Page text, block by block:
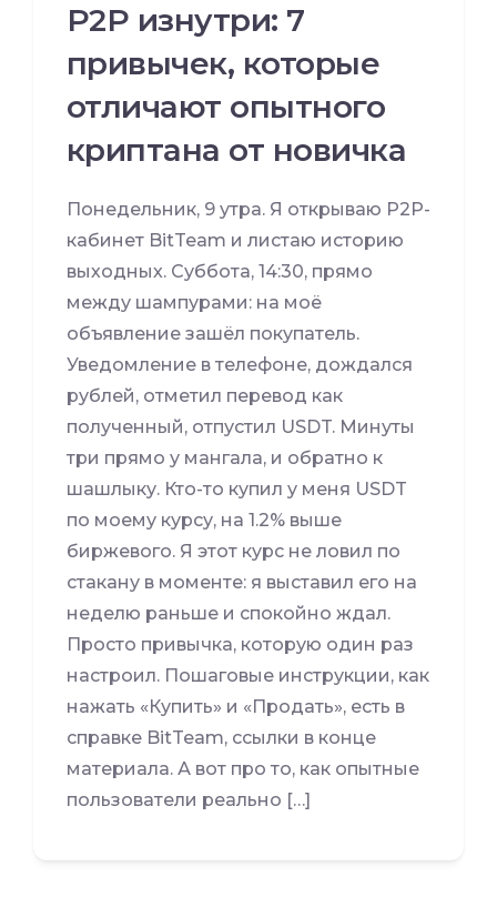
P2P изнутри: 7
привычек, которые
отличают опытного
криптана от новичка
Понедельник, 9 утра. Я открываю P2P-
кабинет BitTeam и листаю историю
выходных. Суббота, 14:30, прямо
между шампурами: на моё
объявление зашёл покупатель.
Уведомление в телефоне, дождался
рублей, отметил перевод как
полученный, отпустил USDT. Минуты
три прямо у мангала, и обратно к
шашлыку. Кто-то купил у меня USDT
по моему курсу, на 1.2% выше
биржевого. Я этот курс не ловил по
стакану в моменте: я выставил его на
неделю раньше и спокойно ждал.
Просто привычка, которую один раз
настроил. Пошаговые инструкции, как
нажать «Купить» и «Продать», есть в
справке BitTeam, ссылки в конце
материала. А вот про то, как опытные
пользователи реально […]